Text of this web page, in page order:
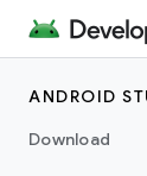
ANDROID
Download